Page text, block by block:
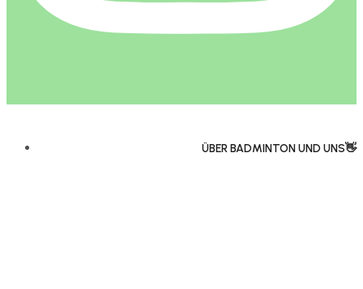
ÜBER BADMINTON UND UNS👋